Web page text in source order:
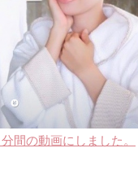
間の動画にしました。